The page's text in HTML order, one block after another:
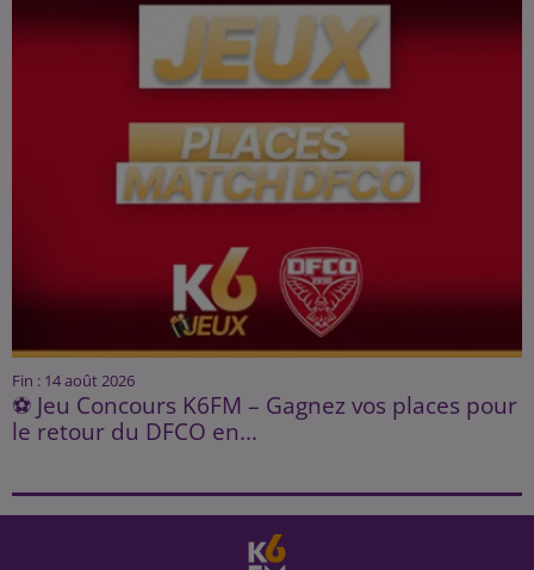
Fin : 14 août 2026
⚽ Jeu Concours K6FM – Gagnez vos places pour
le retour du DFCO en...